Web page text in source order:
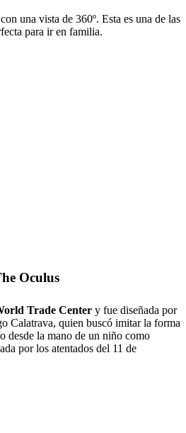
una vista de 360º. Esta es una de las
para ir en familia.
Oculus
Trade Center y fue diseñada por
Calatrava, quien buscó imitar la forma
desde la mano de un niño como
por los atentados del 11 de